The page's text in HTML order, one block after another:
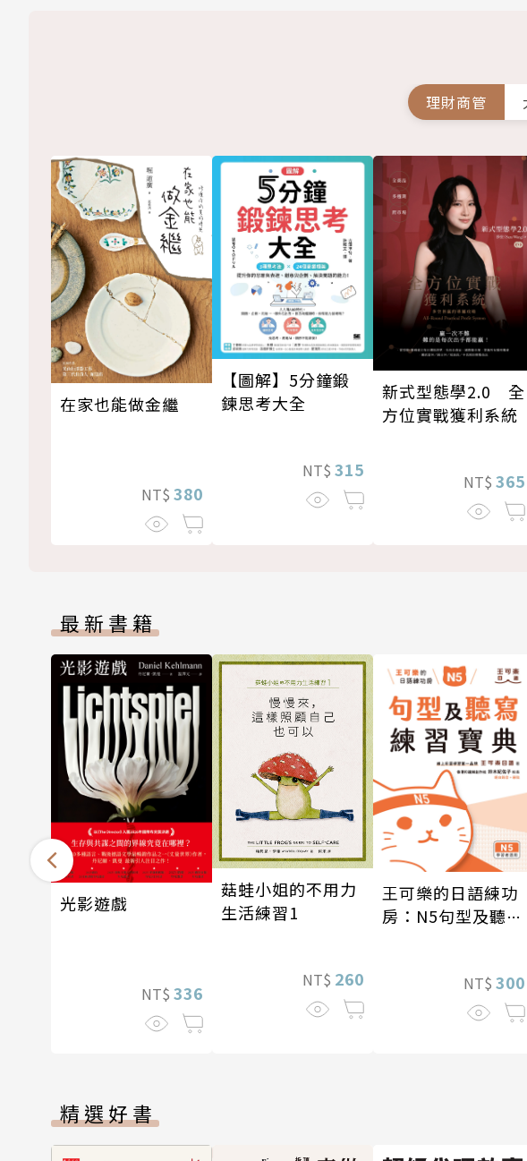
理財商管
在家也能做金繼
NT$ 380
【圖解】5分鐘鍛
鍊思考大全
NT$ 315
新式型態學2.0 全
方位實戰獲利系統
NT$ 365
最新書籍
光影遊戲
NT$ 336
菇蛙小姐的不用力
生活練習1
NT$ 260
王可樂的日語練功
房：N5句型及聽寫
NT$ 300
精選好書